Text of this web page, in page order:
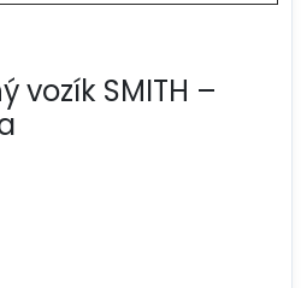
vozík SMITH –